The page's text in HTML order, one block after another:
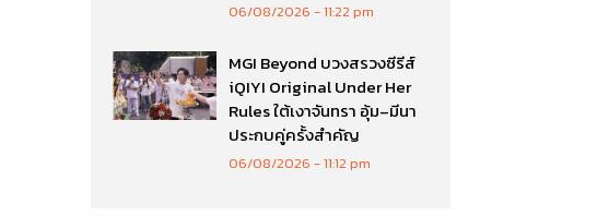
06/08/2026 11:22 pm
MGI Beyond บวงสรวงซีรีส์
iQIYI Original Under Her
Rules ใต้เงาจันทรา อุ้ม–มีนา
ประกบคู่ครั้งสำคัญ
06/08/2026 11:12 pm